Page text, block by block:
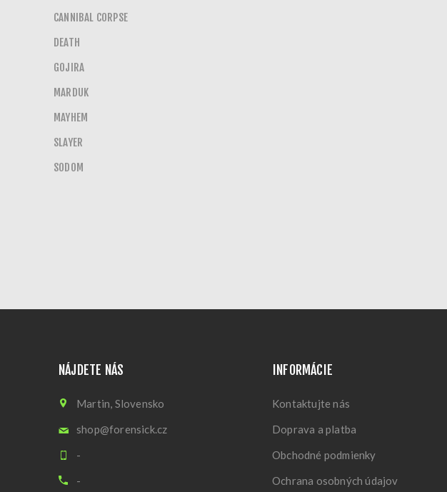
CANNIBAL CORPSE
DEATH
GOJIRA
MARDUK
MAYHEM
SLAYER
SODOM
NÁJDETE NÁS
Martin, Slovensko
shop@forensick.cz
-
-
INFORMÁCIE
Kontaktujte nás
Doprava a platba
Obchodné podmienky
Ochrana osobných údajov